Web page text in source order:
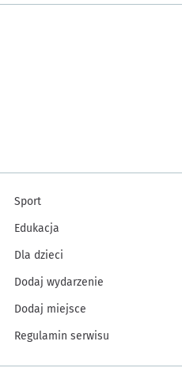
Sport
Edukacja
Dla dzieci
Dodaj wydarzenie
Dodaj miejsce
Regulamin serwisu